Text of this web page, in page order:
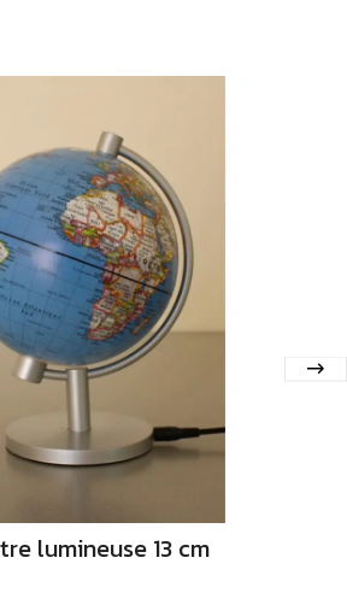
Ajouter au Panier
lumineuse 13 cm